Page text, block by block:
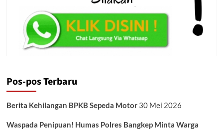
Pos-pos Terbaru
Berita Kehilangan BPKB Sepeda Motor 30 Mei 2026
Waspada Penipuan! Humas Polres Bangkep Minta Warga